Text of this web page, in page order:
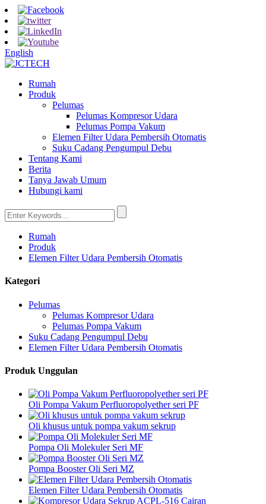
English
Rumah
Produk
Pelumas
Pelumas Kompresor Udara
Pelumas Pompa Vakum
Elemen Filter Udara Pembersih Otomatis
Suku Cadang Pengumpul Debu
Tentang Kami
Berita
Tanya Jawab Umum
Hubungi kami
Rumah
Produk
Elemen Filter Udara Pembersih Otomatis
Kategori
Pelumas
Pelumas Kompresor Udara
Pelumas Pompa Vakum
Suku Cadang Pengumpul Debu
Elemen Filter Udara Pembersih Otomatis
Produk Unggulan
Oli Pompa Vakum Perfluoropolyether seri PF
Oli khusus untuk pompa vakum sekrup
Pompa Oli Molekuler Seri MF
Pompa Booster Oli Seri MZ
Elemen Filter Udara Pembersih Otomatis